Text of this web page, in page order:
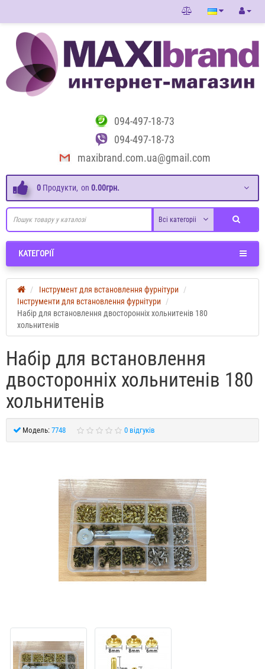
094-497-18-73
094-497-18-73
maxibrand.com.ua@gmail.com
0 Продукти, on 0.00грн.
Всі категоріі
КАТЕГОРІЇ
Інструмент для встановлення фурнітури
Інструменти для встановлення фурнітури
Набір для встановлення двосторонніх хольнитенів 180
хольнитенів
Набір для встановлення
двосторонніх хольнитенів 180
хольнитенів
Модель: 7748 0 відгуків